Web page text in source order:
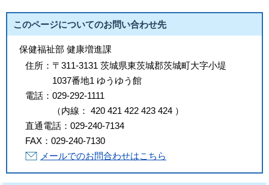
このページについてのお問い合わせ先
保健福祉部 健康増進課
住所： 〒311-3131 茨城県東茨城郡茨城町大字小堤
1037番地1 ゆうゆう館
電話： 029-292-1111
（内線 ： 420 421 422 423 424 ）
直通電話： 029-240-7134
FAX： 029-240-7130
メールでのお問合わせはこちら